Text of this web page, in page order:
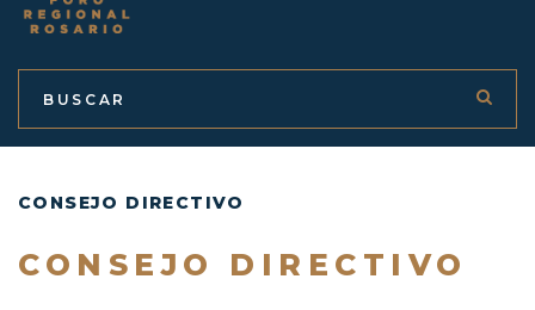
CONSEJO DIRECTIVO
CONSEJO DIRECTIVO